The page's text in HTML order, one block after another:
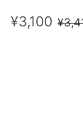
售
¥3,100 定